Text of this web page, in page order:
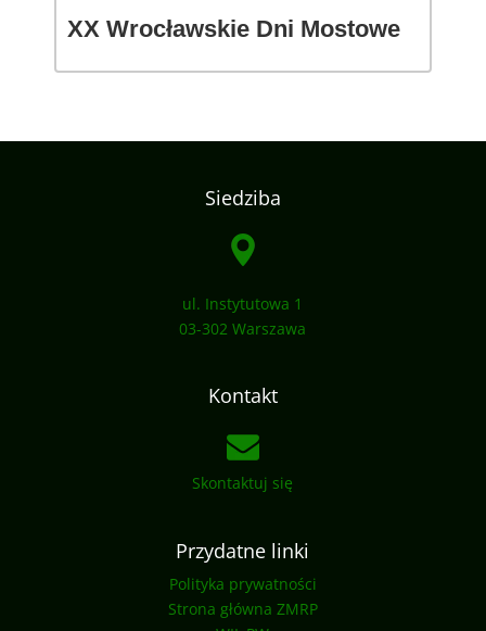
XX Wrocławskie Dni Mostowe
Siedziba
ul. Instytutowa 1
03-302 Warszawa
Kontakt
Skontaktuj się
Przydatne linki
Polityka prywatności
Strona główna ZMRP